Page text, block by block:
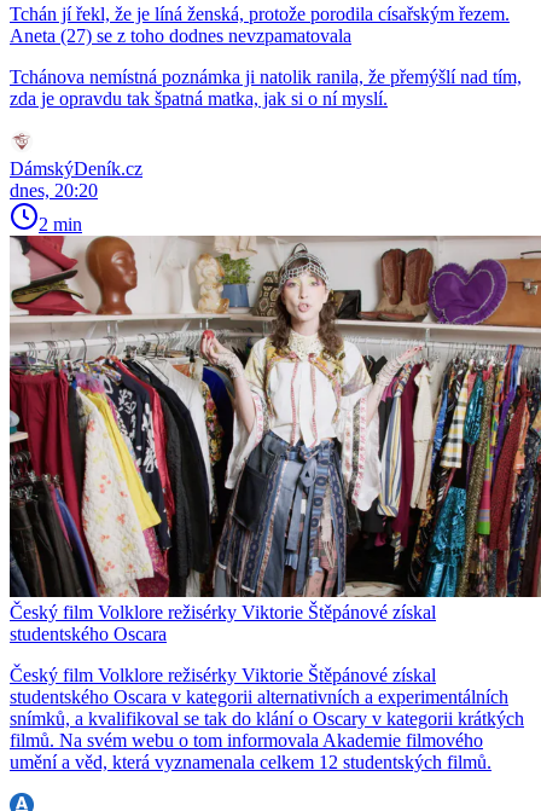
Tchán jí řekl, že je líná ženská, protože porodila císařským řezem.
Aneta (27) se z toho dodnes nevzpamatovala
Tchánova nemístná poznámka ji natolik ranila, že přemýšlí nad tím,
zda je opravdu tak špatná matka, jak si o ní myslí.
DámskýDeník.cz
dnes, 20:20
2 min
Český film Volklore režisérky Viktorie Štěpánové získal
studentského Oscara
Český film Volklore režisérky Viktorie Štěpánové získal
studentského Oscara v kategorii alternativních a experimentálních
snímků, a kvalifikoval se tak do klání o Oscary v kategorii krátkých
filmů. Na svém webu o tom informovala Akademie filmového
umění a věd, která vyznamenala celkem 12 studentských filmů.